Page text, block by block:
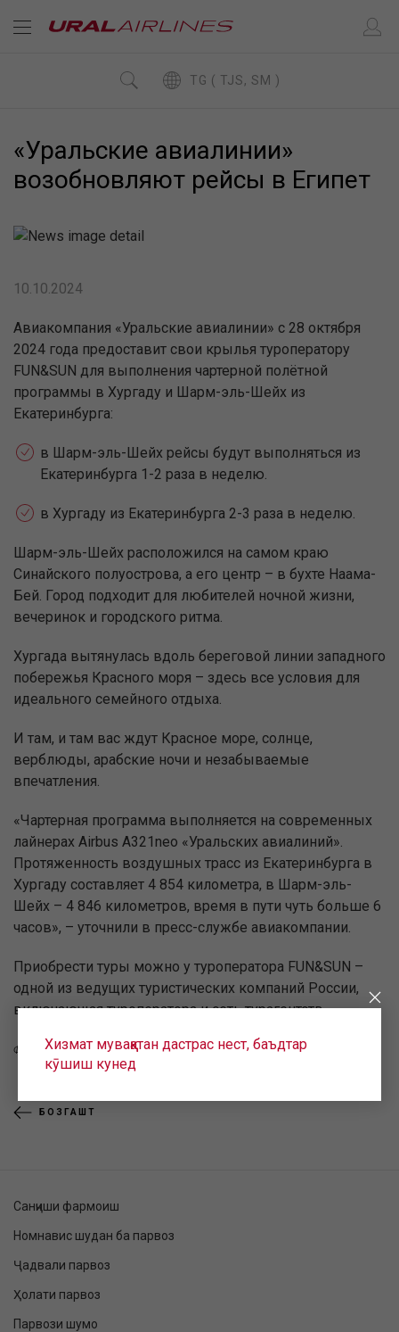
TG ( TJS, SM )
«Уральские авиалинии»
возобновляют рейсы в Египет
10.10.2024
Авиакомпания «Уральские авиалинии» с 28 октября
2024 года предоставит свои крылья туроператору
FUN&SUN для выполнения чартерной полётной
программы в Хургаду и Шарм-эль-Шейх из
Екатеринбурга:
в Шарм-эль-Шейх рейсы будут выполняться из
Екатеринбурга 1-2 раза в неделю.
в Хургаду ­из Екатеринбурга 2-3 раза в неделю.
Шарм-эль-Шейх расположился на самом краю
Синайского полуострова, а его центр – в бухте Наама-
Бей. Город подходит для любителей ночной жизни,
вечеринок и городского ритма.
Хургада вытянулась вдоль береговой линии западного
побережья Красного моря – здесь все условия для
идеального семейного отдыха.
И там, и там вас ждут Красное море, солнце,
верблюды, арабские ночи и незабываемые
впечатления.
«Чартерная программа выполняется на современных
лайнерах Airbus A321neo «Уральских авиалиний».
Протяженность воздушных трасс из Екатеринбурга в
Хургаду составляет 4 854 километра, в Шарм-эль-
Шейх – 4 846 километров, время в пути чуть больше 6
часов», – уточнили в пресс-службе авиакомпании.
Приобрести туры можно у туроператора FUN&SUN –
одной из ведущих туристических компаний России,
включающая туроператора и сеть турагентств.
Фото Женевы Нефёдовой
БОЗГАШТ
Хизмат муваққатан дастрас нест, баъдтар
кӯшиш кунед
Санҷиши фармоиш
Номнавис шудан ба парвоз
Ҷадвали парвоз
Ҳолати парвоз
Парвози шумо